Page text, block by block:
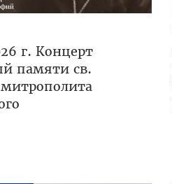
г. Концерт
памяти св.